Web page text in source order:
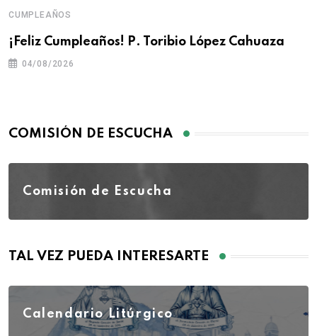
CUMPLEAÑOS
¡Feliz Cumpleaños! P. Toribio López Cahuaza
04/08/2026
COMISIÓN DE ESCUCHA
Comisión de Escucha
TAL VEZ PUEDA INTERESARTE
Calendario Litúrgico